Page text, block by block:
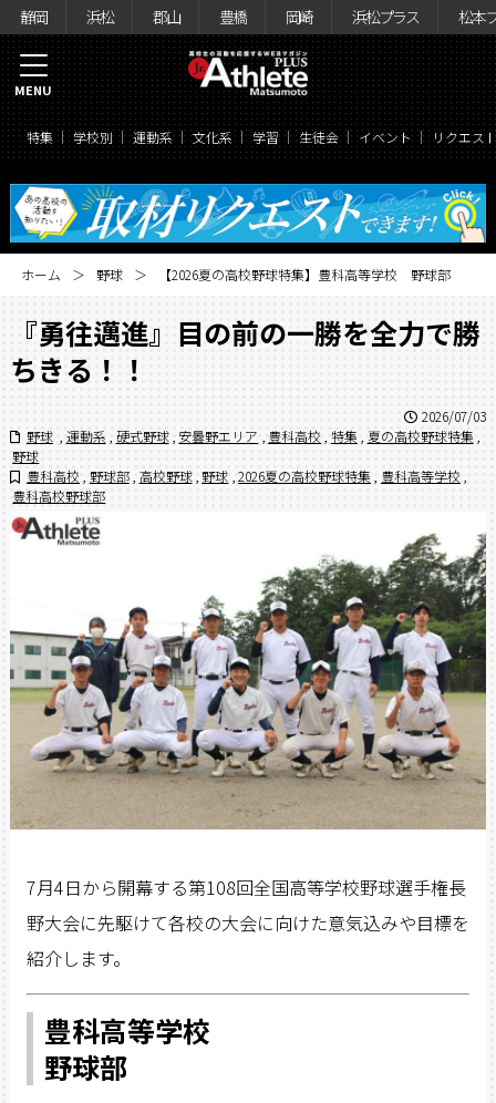
静岡 浜松 郡山 豊橋 岡崎 浜松プラス 松本
特集 学校別 運動系 文化系 学習 生徒会 イベント リクエス
MENU
ホーム 野球 【2026夏の高校野球特集】豊科高等学校 野球部
『勇往邁進』目の前の一勝を全力で勝
ちきる！！
2026/07/03
野球
運動系 硬式野球 安曇野エリア 豊科高校 特集 夏の高校野球特集
野球
豊科高校
野球部 高校野球 野球 2026夏の高校野球特集 豊科高等学校
豊科高校野球部
7月4日から開幕する第108回全国高等学校野球選手権長
野大会に先駆けて各校の大会に向けた意気込みや目標を
紹介します。
豊科高等学校
野球部